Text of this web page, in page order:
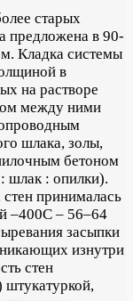
старых
предложена в 90-
Кладка системы
в
на растворе
между ними
шлака, золы,
бетоном
: шлак : опилки).
принималась
–400С – 56–64
засыпки
изнутри
стен
штукатуркой,